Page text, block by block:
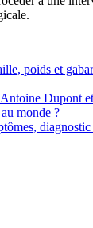
poids et
Dupont
monde ?
diagnostic